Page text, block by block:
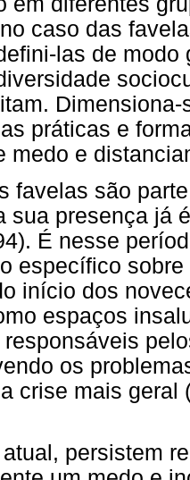
caso das
las de modo
práticas e
medo e
favelas são
sua presença já
É nesse
específico
início dos
espaços
os
crise mais geral
persistem